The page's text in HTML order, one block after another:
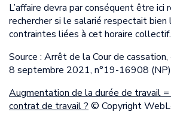
L’affaire devra par conséquent être ici
rechercher si le salarié respectait
contraintes liées à cet horaire collectif.
Source : Arrêt de la Cour de cassation,
8 septembre 2021, n°19-16908 (NP)
Augmentation de la durée de travail
contrat de travail ? © Copyright